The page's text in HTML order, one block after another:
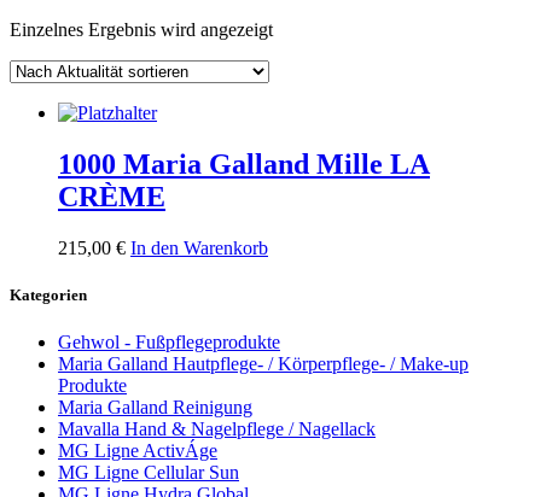
Einzelnes Ergebnis wird angezeigt
1000 Maria Galland Mille LA
CRÈME
215,00 € In den Warenkorb
Kategorien
Gehwol - Fußpflegeprodukte
Maria Galland Hautpflege- / Körperpflege- / Make-up
Produkte
Maria Galland Reinigung
Mavalla Hand & Nagelpflege / Nagellack
MG Ligne ActivÁge
MG Ligne Cellular Sun